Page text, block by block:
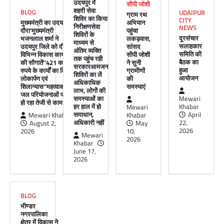
मेवाड़ी खबर@उदयपुर। राजस्थान सरकार द्वारा गांव के
अंतिम पायदान पर बैठे व्यक्ति तक योजनाओं का लाभ
पहुंचाने और उसे मुख्यधारा…
Facebook
Email
WhatsApp
Reddit
Share
UDAIPUR CITY NEWS
दूरसंचार सलाहकार समिति की बैठक का
हुआ आयोजन
Mewari Khabar April 22, 2026
मेवाड़ी खबर@उदयपुर।दूर संचार सलाहकार समिति की
के सभागार में सांसद उदयपुर डॉ.…
BLOG
मुख्यमंत्री का उदयपुर
दौरा’मुख्यमंत्री
भजनलाल शर्मा ने
उदयपुर जिले को दी
विभिन्न विकास कार्यों
की सौगातें’’421 करोड़
रुपये के कार्यों का किया
लोकार्पण एवं
शिलान्यास’’महत्वाकांक्षी
जल परियोजनाओं पर
हो रहा तेजी से काम’
Mewari Khabar
August 2,
2026
उदयपुर में
शहरी सेवा
शिविर का किया
निरीक्षणसेवा
शिविरों के
माध्यम से
अंतिम व्यक्ति
तक पहुंच रही
सरकारआमजन
शिविरों का लें
अधिकाधिक
लाभ, लोगों की
समस्याओं का
हर हाल में हो
समाधान,
अधिकारी नहीं
Mewari
Khabar
June 17,
2026
सीपी जोशी
ग्राम रथ
अभियान
पहुंचा
लकड़वास,
सांसद
सीपी जोशी
ने सुनी
ग्रामीणों
की
समस्याएं
Mewari
Khabar
May
10,
2026
UDAIPUR
CITY
NEWS
दूरसंचार
सलाहकार
समिति की
बैठक का
हुआ
आयोजन
Mewari
Khabar
April
22,
2026
BLOG
भीण्डर
नगरपालिका
क्षेत्र में विकास ने